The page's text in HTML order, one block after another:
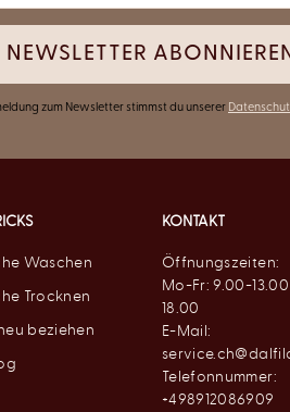
NEWSLETTER
zum Newsletter stimmst du unserer
Waschen
Trocknen
beziehen
KONTAKT
Öffnungszeiten:
Mo-Fr: 9.00-
18.00
E-Mail:
Telefonnummer:
+498912086909